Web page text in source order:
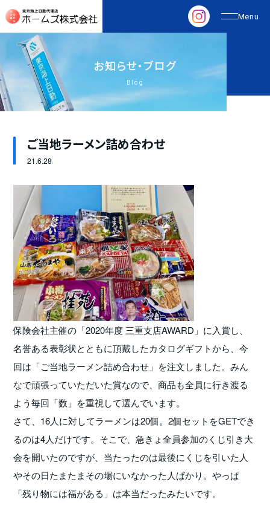
お知らせ・ブログ
Blog
ご当地ラーメン詰め合わせ
21.6.28
保険会社主催の「2020年度 三重支店AWARD」に入賞し、
名誉ある表彰状とともに頂戴したカタログギフトから、今
回は「ご当地ラーメン詰め合わせ」を注文しました。みん
なで頑張っていただいた賞なので、商品も全員に行き渡る
よう毎回「数」を重視して選んでいます。
さて、16人に対してラーメンは20個。2個セットをGETでき
るのは4人だけです。そこで、急きょ全員参加のくじ引き大
会を開いたのですが、当たったのは最後にくじを引いた人
やその日たまたまその場にいなかった人ばかり。やっぱ
「残り物には福がある」は本当だったみたいです。